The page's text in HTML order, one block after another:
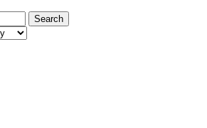
Search